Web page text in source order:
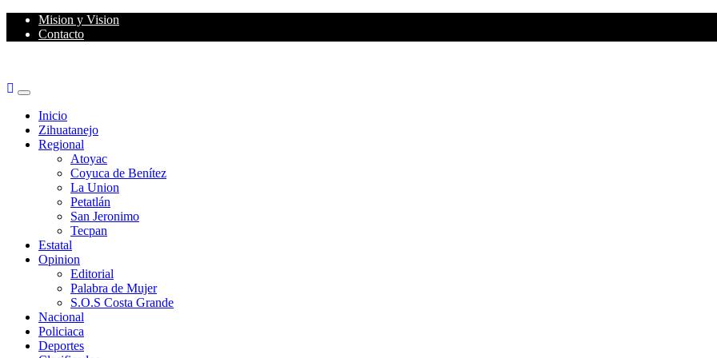
Skip
Mision y Vision
Contacto
Primary
MenuInicio
Zihuatanejo
Regional
Atoyac
Coyuca de Benítez
La Union
Petatlán
San Jeronimo
Tecpan
Estatal
Opinion
Editorial
Palabra de Mujer
S.O.S Costa Grande
Nacional
Policiaca
Deportes